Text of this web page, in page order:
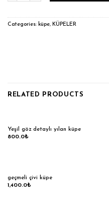
Categories: küpe, KÜPELER
RELATED PRODUCTS
Yeşil göz detaylı yılan küpe
800.0₺
geçmeli çivi küpe
1,400.0₺